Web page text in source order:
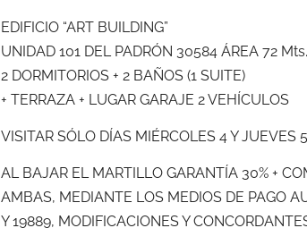
EDIFICIO “ART BUILDING”
UNIDAD 101 DEL PADRÓN 30584 ÁREA 72 Mts.
2 DORMITORIOS + 2 BAÑOS (1 SUITE)
+ TERRAZA + LUGAR GARAJE 2 VEHÍCULOS
VISITAR SÓLO DÍAS MIÉRCOLES 4 Y JUEVES
AL BAJAR EL MARTILLO GARANTÍA 30% +
AMBAS, MEDIANTE LOS MEDIOS DE PAGO
Y 19889, MODIFICACIONES Y